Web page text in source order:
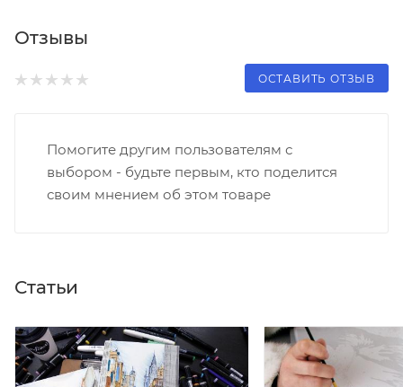
Отзывы
ОСТАВИТЬ ОТЗЫВ
Помогите другим пользователям с
выбором - будьте первым, кто поделится
своим мнением об этом товаре
Статьи